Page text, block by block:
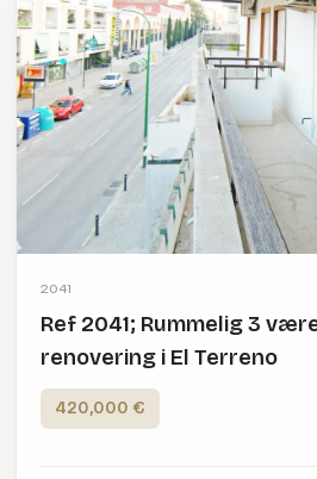
2041
Ref 2041; Rummelig 3
renovering i El Terreno
420,000 €